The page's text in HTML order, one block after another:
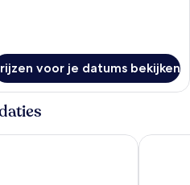
voor je datums bekijken
Pod 39